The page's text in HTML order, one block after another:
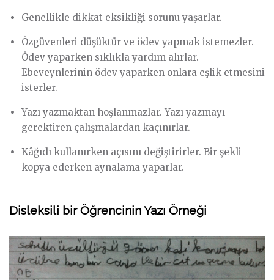
Genellikle dikkat eksikliği sorunu yaşarlar.
Özgüvenleri düşüktür ve ödev yapmak istemezler.
Ödev yaparken sıklıkla yardım alırlar.
Ebeveynlerinin ödev yaparken onlara eşlik etmesini
isterler.
Yazı yazmaktan hoşlanmazlar. Yazı yazmayı
gerektiren çalışmalardan kaçınırlar.
Kâğıdı kullanırken açısını değiştirirler. Bir şekli
kopya ederken aynalama yaparlar.
Disleksili bir Öğrencinin Yazı Örneği